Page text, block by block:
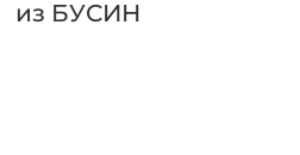
из БУСИН